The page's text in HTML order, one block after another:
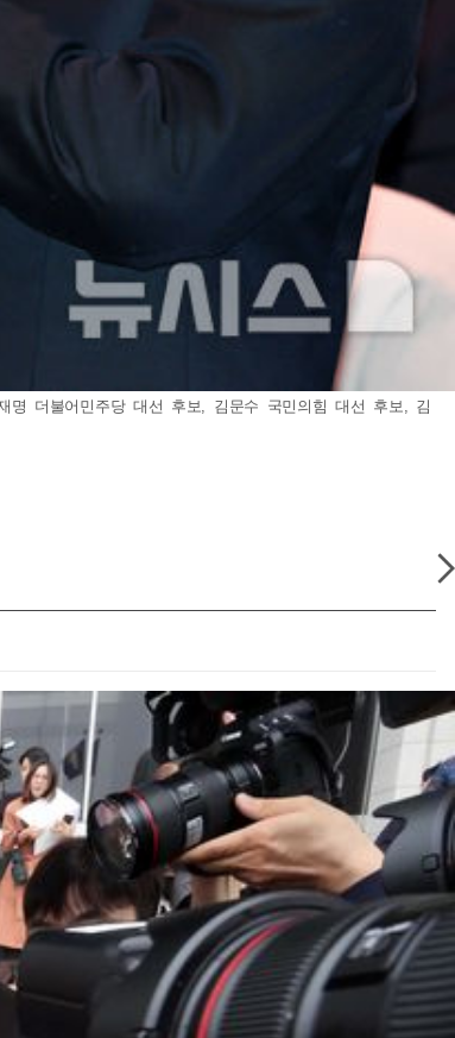
더불어민주당 대선 후보, 김문수 국민의힘 대선 후보, 김